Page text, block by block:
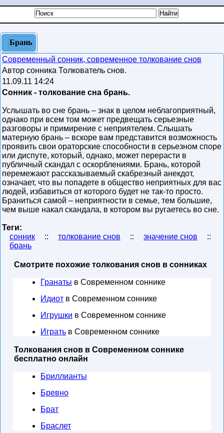
Брань
Современный сонник, современное толкование снов
Автор сонника Толкователь снов.
11.09.11 14:24
Сонник - толкование сна брань.
Услышать во сне брань – знак в целом неблагоприятный,
однако при всем том может предвещать серьезные
разговоры и примирение с неприятелем. Слышать
матерную брань – вскоре вам представится возможность
проявить свои ораторские способности в серьезном споре
или диспуте, который, однако, может перерасти в
публичный скандал с оскорблениями. Брань, которой
перемежают рассказываемый скабрезный анекдот,
означает, что вы попадете в общество неприятных для вас
людей, избавиться от которого будет не так-то просто.
Браниться самой – неприятности в семье, тем большие,
чем выше накал скандала, в котором вы ругаетесь во сне.
Теги:
сонник
:: толкование снов :: значение снов
::
брань
Смотрите похожие толкования снов в сонниках
Гранаты в Современном соннике
Идиот в Современном соннике
Игрушки в Современном соннике
Играть в Современном соннике
Толкования снов в Современном соннике
бесплатно онлайн
Бриллианты
Бревно
Брат
Браслет